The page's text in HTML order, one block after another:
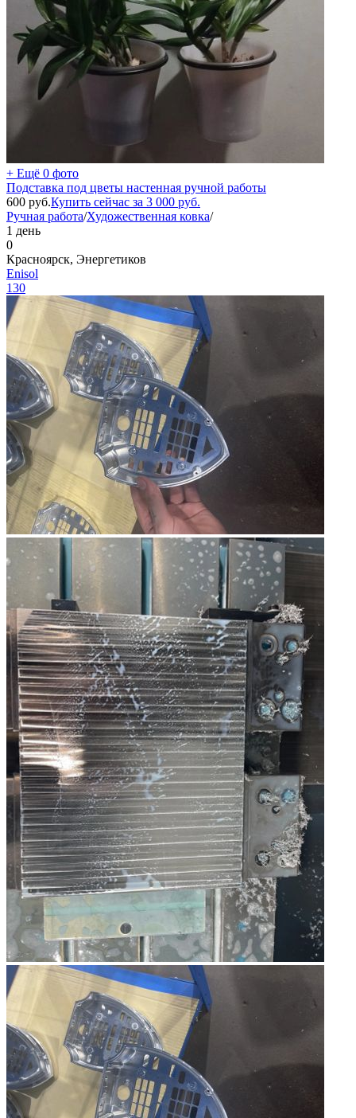
+ Ещё 0 фото
Подставка под цветы настенная ручной работы
600 руб.Купить сейчас за 3 000 руб.
Ручная работа/Художественная ковка/
1 день
0
Красноярск, Энергетиков
Enisol
130